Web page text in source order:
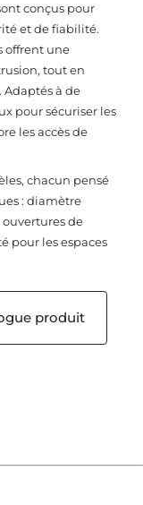
conçus pour
et de fiabilité.
offrent une
tout en
à de
pour sécuriser les
les accès de
chacun pensé
: diamètre
de
pour les espaces
de sécurité.
produit